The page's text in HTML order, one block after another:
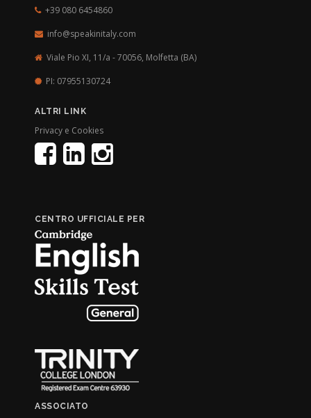
+39 080 6454860
info@speakinitaly.com
Viale Pio XI, 11/a - 70056, Molfetta (BA)
PI: 07955130724
ALTRI LINK
Privacy e Cookies
CENTRO UFFICIALE PER
ASSOCIATO